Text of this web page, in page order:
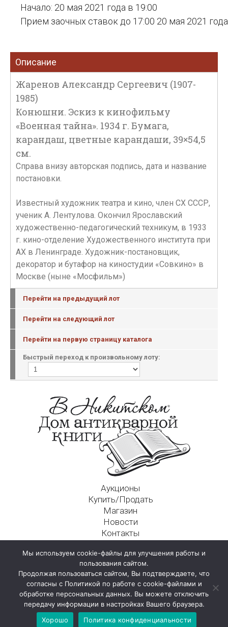
Начало: 20 мая 2021 года в 19:00
Прием заочных ставок до 17:00 20 мая 2021 года
Описание
Жаренов Александр Сергеевич (1907-
1985)
Конюшни. Эскиз к кинофильму
«Военная тайна». 1934 г. Бумага,
карандаш, цветные карандаши, 39×54,5
см.
Справа внизу авторская подпись, дата и название
постановки.
Известный художник театра и кино, член СХ СССР,
ученик А. Лентулова. Окончил Ярославский
художественно-педагогический техникум, в 1933
г. кино-отделение Художественного института при
АХ в Ленинграде. Художник-постановщик,
декоратор и бутафор на киностудии «Совкино» в
Москве (ныне «Мосфильм»)
Перейти на предыдущий лот
Перейти на следующий лот
Перейти на первую страницу каталога
Быстрый переход к произвольному лоту:
Аукционы
Купить/Продать
Магазин
Новости
Контакты
125009, г. Москва, Никитский пер., д. 4а, стр. 1
Мы используем cookie-файлы для улучшения работы и
пользования сайтом.
Продолжая пользоваться сайтом, Вы подтверждаете, что
согласны с Политикой по работе с cookie-файлами и
обработке персональных данных. Вы можете отключить
передачу информации в настройках Вашего браузера.
Хорошо
Политика конфиденциальности